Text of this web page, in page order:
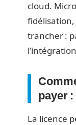
cloud.
fidélisation,
trancher :
payer
La licence